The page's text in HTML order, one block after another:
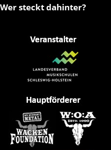
Wer steckt dahinter?